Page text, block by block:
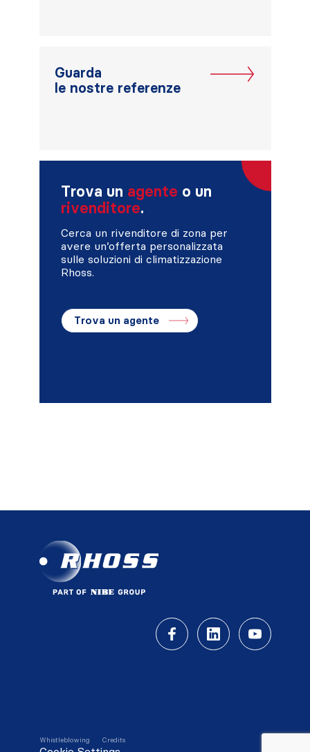
Guarda
le nostre referenze
Trova un agente o un
rivenditore.
Cerca un rivenditore di zona per
avere un’offerta personalizzata
sulle soluzioni di climatizzazione
Rhoss.
Trova un agente
Whistleblowing Credits